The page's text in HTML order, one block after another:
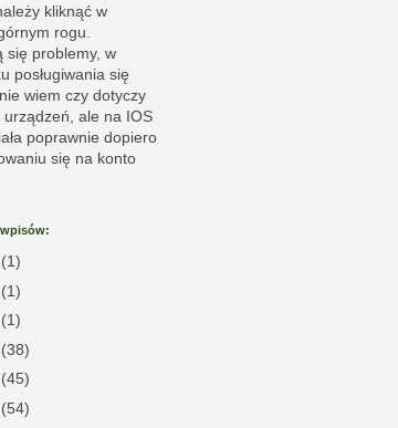
kliknąć w
rogu.
się problemy, w
posługiwania się
wiem czy dotyczy
urządzeń, ale na IOS
poprawnie dopiero
się na konto
(1)
(1)
(1)
(38)
(45)
(54)